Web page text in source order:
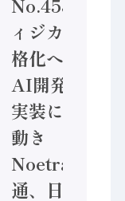
ィジカルAI本
格化へ 国産
AI開発や社会
実装に活発な
動き
Noetra、富士
通、日立 / 兵